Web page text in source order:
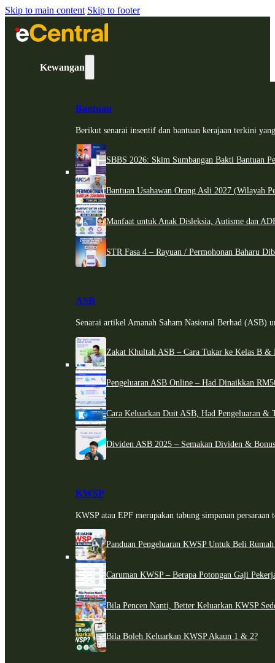
Skip to main content Skip to footer
Kewangan
Bantuan
Berikut senarai insentif dan bantuan kerajaan terkini
SBBS 2026: Skim Sumbangan Bakti Bantuan
Bantuan Usahawan Orang Asli 2027 (Wilayah
Manfaat untuk Anak Disleksia, Autisme dan
STR Fasa 4 – Rayuan / Permohonan Baharu
ASB
Senarai artikel Amanah Saham Nasional Berhad (ASB)
Zakat Khultah ASB – Cara Tukar ke Kelas B &
Pengeluaran ASB Online – Had Dinaikkan
Cara Keluarkan Duit ASB, Had Pengeluaran &
Dividen ASB 2025 – Semakan Dividen &
KWSP
KWSP atau EPF merupakan tabung simpanan persaraan
Panduan Pengeluaran KWSP Untuk Beli
Caruman KWSP – Berapa Potongan Gaji
Bila Pencen Nanti, Better Keluarkan KWSP
Bila Boleh Keluarkan KWSP Akaun 1 & 2?